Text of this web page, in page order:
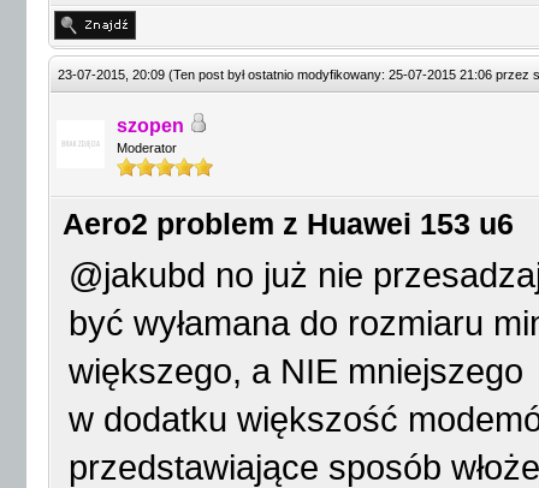
23-07-2015, 20:09 (Ten post był ostatnio modyfikowany: 25-07-2015 21:06 przez
szopen
Moderator
Aero2 problem z Huawei 153 u6
@jakubd no już nie
być wyłamana do rozmiaru
większego, a NIE mniejszego
w dodatku większość
przedstawiające sposób